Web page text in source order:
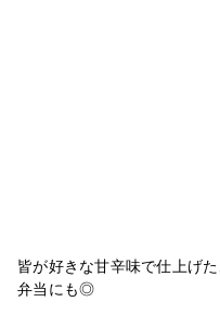
皆が好きな甘辛味で仕上げ
弁当にも◎